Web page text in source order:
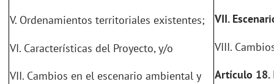
V. Ordenamientos territoriales existentes;
VI. Características del Proyecto, y/o
VII. Cambios en el escenario ambiental y
VII.
VIII.
Artículo 18.